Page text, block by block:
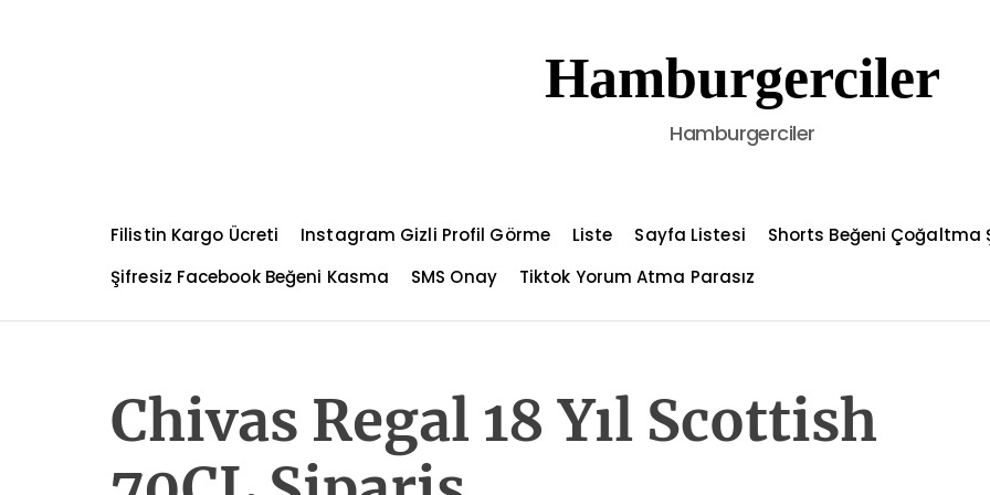
t
Hamburgerciler
Hamburgerciler
Filistin Kargo Ücreti Instagram Gizli Profil Görme Liste Sayfa Listesi
Shorts Beğeni Çoğaltma
Şifresiz Facebook Beğeni Kasma
SMS Onay Tiktok Yorum Atma Parasız
Chivas Regal 18 Yıl Scottish